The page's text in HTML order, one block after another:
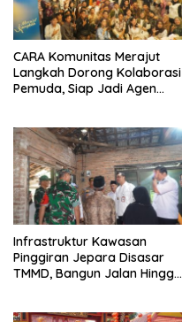
CARA Komunitas Merajut
Langkah Dorong Kolaborasi
Pemuda, Siap Jadi Agen
Infrastruktur Kawasan
Pinggiran Jepara Disasar
TMMD, Bangun Jalan Hingga